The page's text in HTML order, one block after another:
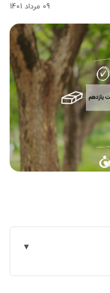
09 مرداد 1401